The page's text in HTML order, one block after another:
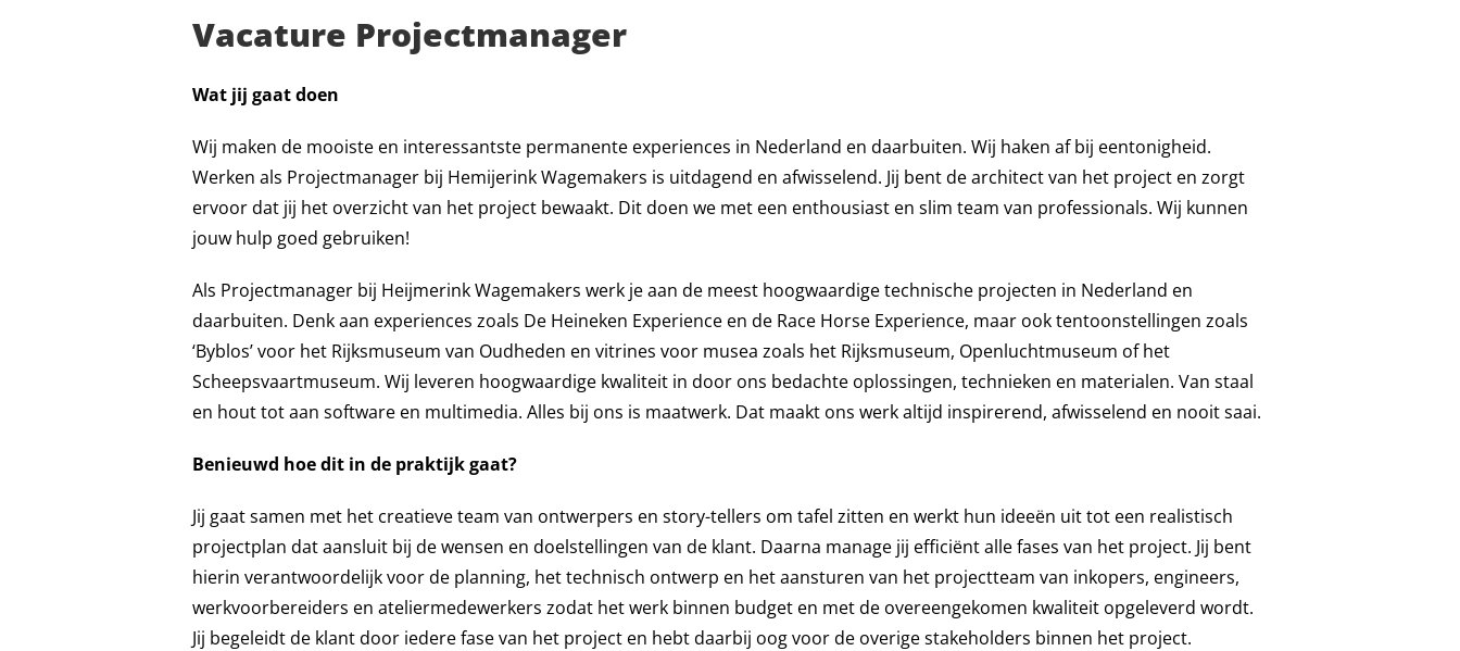
Vacature Projectmanager
Wat jij gaat doen
Wij maken de mooiste en interessantste permanente experiences in Nederland en daarbuiten. Wij haken af bij eentonigheid.
Werken als Projectmanager bij Hemijerink Wagemakers is uitdagend en afwisselend. Jij bent de architect van het project en zorgt
ervoor dat jij het overzicht van het project bewaakt. Dit doen we met een enthousiast en slim team van professionals. Wij kunnen
jouw hulp goed gebruiken!
Als Projectmanager bij Heijmerink Wagemakers werk je aan de meest hoogwaardige technische projecten in Nederland en
daarbuiten. Denk aan experiences zoals De Heineken Experience en de Race Horse Experience, maar ook tentoonstellingen zoals
‘Byblos’ voor het Rijksmuseum van Oudheden en vitrines voor musea zoals het Rijksmuseum, Openluchtmuseum of het
Scheepsvaartmuseum. Wij leveren hoogwaardige kwaliteit in door ons bedachte oplossingen, technieken en materialen. Van staal
en hout tot aan software en multimedia. Alles bij ons is maatwerk. Dat maakt ons werk altijd inspirerend, afwisselend en nooit saai.
Benieuwd hoe dit in de praktijk gaat?
Jij gaat samen met het creatieve team van ontwerpers en story-tellers om tafel zitten en werkt hun ideeën uit tot een realistisch
projectplan dat aansluit bij de wensen en doelstellingen van de klant. Daarna manage jij efficiënt alle fases van het project. Jij bent
hierin verantwoordelijk voor de planning, het technisch ontwerp en het aansturen van het projectteam van inkopers, engineers,
werkvoorbereiders en ateliermedewerkers zodat het werk binnen budget en met de overeengekomen kwaliteit opgeleverd wordt.
Jij begeleidt de klant door iedere fase van het project en hebt daarbij oog voor de overige stakeholders binnen het project.